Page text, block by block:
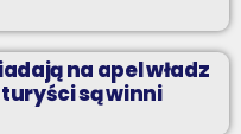
na apel władz
są winni